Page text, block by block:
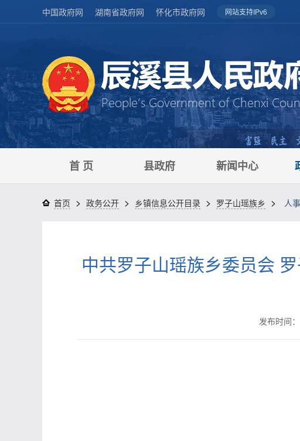
中国政府网 湖南省政府网 怀化市政府网 网站支持IPv6
首 页 县政府 新闻中心
首页 > 政务公开 > 乡镇信息公开目录 > 罗子山瑶族乡 > 人
中共罗子山瑶族乡委员会
发布时间